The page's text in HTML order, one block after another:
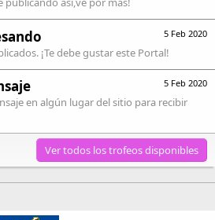
5 Feb 2020
¡Te debe gustar este Portal!
5 Feb 2020
en algún lugar del sitio para recibir
Ver todos los trofeos disponibles